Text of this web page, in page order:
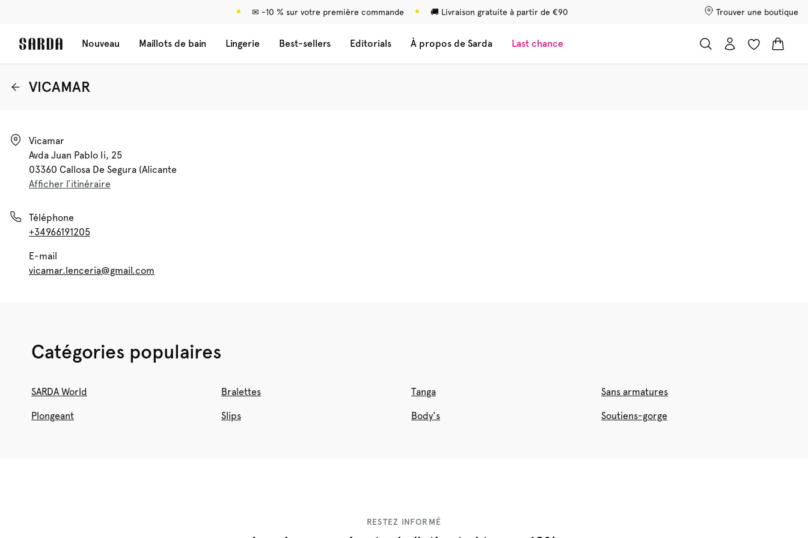
✉ -10 % sur votre première commande 🚚 Livraison gratuite à partir de €90 Trouver une boutique
Nouveau Maillots de bain Lingerie Best-sellers Editorials À propos de Sarda Last chance
VICAMAR
Vicamar
Avda Juan Pablo Ii, 25
03360 Callosa De Segura (alicante
Afficher l’itinéraire
Téléphone
+34966191205
E-mail
vicamar.lenceria@gmail.com
Catégories populaires
SARDA World Bralettes Tanga Sans armatures
Plongeant Slips Body's Soutiens-gorge
RESTEZ INFORMÉ